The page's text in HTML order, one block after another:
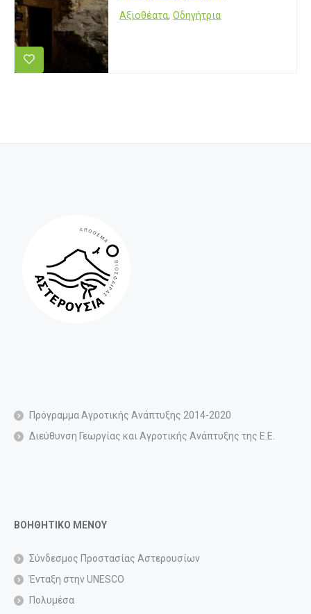
Αξιοθέατα,Οδηγήτρια
Πρόγραμμα Αγροτικής Ανάπτυξης 2014-2020
Διεύθυνση Γεωργίας και Αγροτικής Ανάπτυξης της Ε.Ε.
ΒΟΗΘΗΤΙΚΟ ΜΕΝΟΥ
Σύνδεσμος Προστασίας Αστερουσίων
Ένταξη στην UNESCO
Πολυμέσα